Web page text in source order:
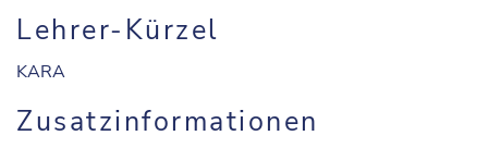
Lehrer-Kürzel
KARA
Zusatzinformationen